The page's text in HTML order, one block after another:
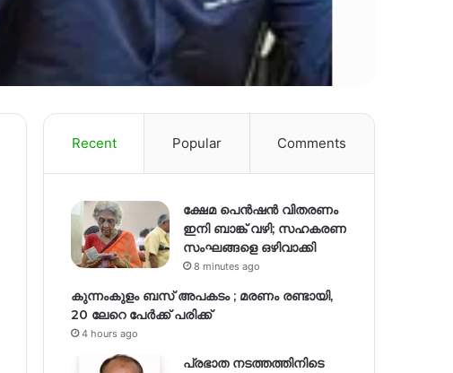
Recent Popular Comments
ക്ഷേമ പെൻഷൻ വിതരണം
ഇനി ബാങ്ക് വഴി; സഹകരണ
സംഘങ്ങളെ ഒഴിവാക്കി
8 minutes ago
കുന്നംകുളം ബസ് അപകടം ; മരണം രണ്ടായി,
20 ലേറെ പേർക്ക് പരിക്ക്
4 hours ago
പ്രഭാത നടത്തത്തിനിടെ